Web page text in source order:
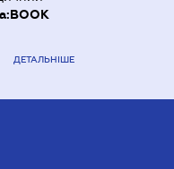
ДЕТАЛЬНІШЕ